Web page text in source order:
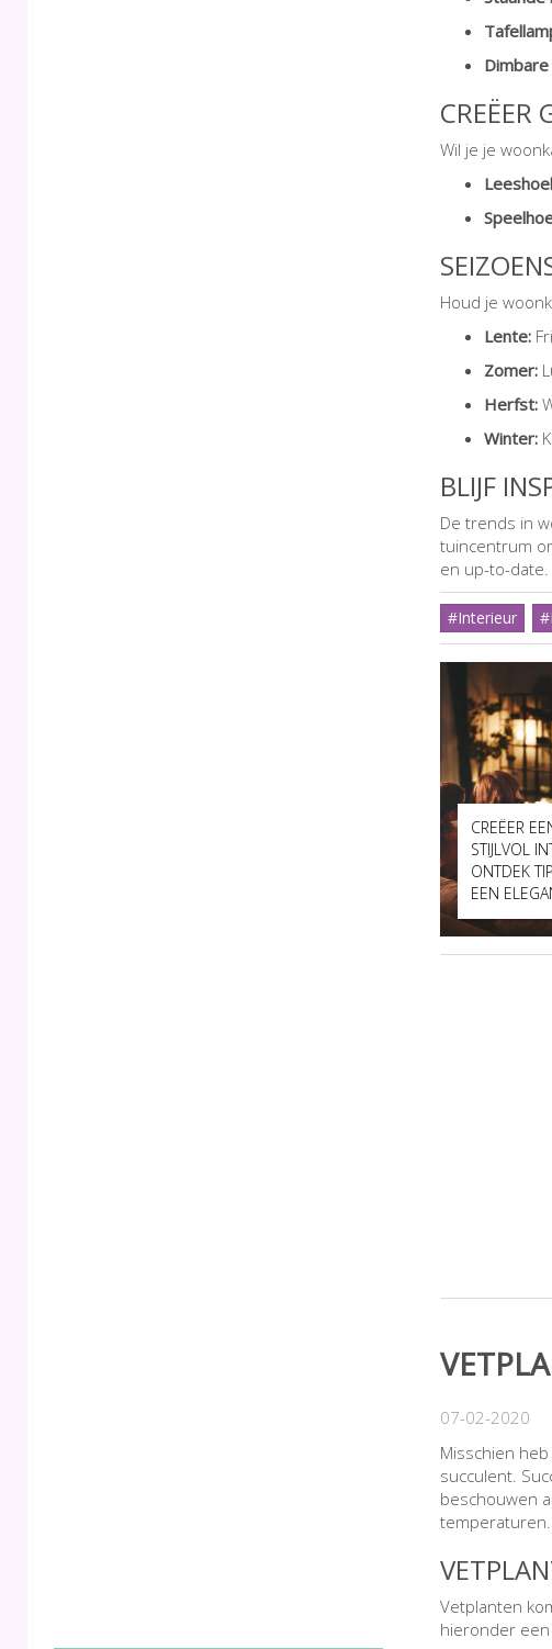
CREËER
Wil je je
Houd je
Lente:
Zomer:
Herfst:
Winter:
BLIJF
De trends in
tuincentrum
en up-to-date.
#Interieur
CREËER
STIJLVOL
ONTDEK
EEN
07-02-2020
Misschien
succulent.
beschouwen
temperaturen.
Vetplanten
hieronder